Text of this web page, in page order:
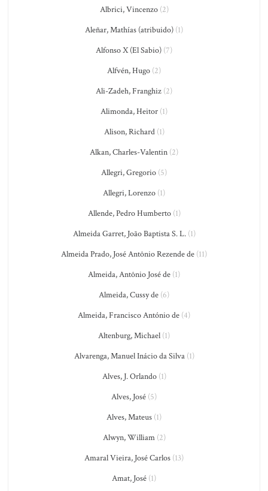
Albrici, Vincenzo(2)
Aleñar, Mathías (atribuido) (1)
Alfonso X (El Sabio) (7)
Alfvén, Hugo (2)
Ali-Zadeh, Franghiz (2)
Alimonda, Heitor (1)
Alison, Richard(1)
Alkan, Charles-Valentin (2)
Allegri, Gregorio (5)
Allegri, Lorenzo (1)
Allende, Pedro Humberto(1)
Almeida Garret, João Baptista S. L.(1)
Almeida Prado, José Antônio Rezende de (11)
Almeida, Antônio José de (1)
Almeida, Cussy de (6)
Almeida, Francisco António de (4)
Altenburg, Michael (1)
Alvarenga, Manuel Inácio da Silva(1)
Alves, J. Orlando(1)
Alves, José (5)
Alves, Mateus (1)
Alwyn, William(2)
Amaral Vieira, José Carlos (13)
Amat, José (1)